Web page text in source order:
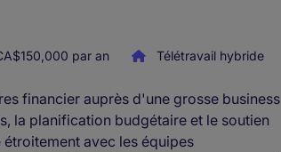
par an Télétravail hybride
financier auprès d'une grosse business
la planification budgétaire et le soutien
avec les équipes